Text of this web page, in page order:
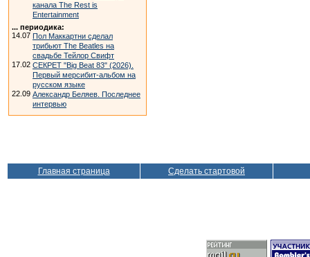
канала The Rest is
Entertainment
... периодика:
14.07 Пол Маккартни сделал
трибьют The Beatles на
свадьбе Тейлор Свифт
17.02 СЕКРЕТ "Big Beat 83" (2026).
Первый мерсибит-альбом на
русском языке
22.09 Александр Беляев. Последнее
интервью
Главная страница Сделать стартовой